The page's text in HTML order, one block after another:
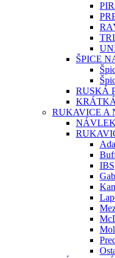
ŠPICE
RUSKÁ
RUKAVICE A
IBS